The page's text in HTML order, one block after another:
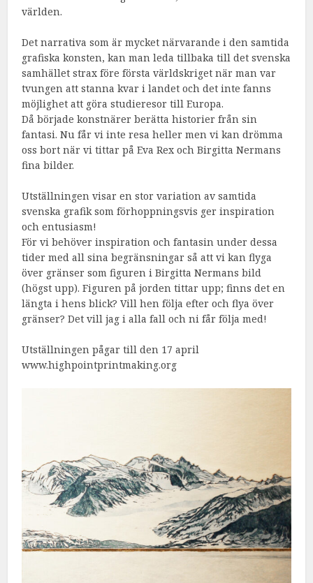
världen.
Det narrativa som är mycket närvarande i den samtida
grafiska konsten, kan man leda tillbaka till det svenska
samhället strax före första världskriget när man var
tvungen att stanna kvar i landet och det inte fanns
möjlighet att göra studieresor till Europa.
Då började konstnärer berätta historier från sin
fantasi. Nu får vi inte resa heller men vi kan drömma
oss bort när vi tittar på Eva Rex och Birgitta Nermans
fina bilder.
Utställningen visar en stor variation av samtida
svenska grafik som förhoppningsvis ger inspiration
och entusiasm!
För vi behöver inspiration och fantasin under dessa
tider med all sina begränsningar så att vi kan flyga
över gränser som figuren i Birgitta Nermans bild
(högst upp). Figuren på jorden tittar upp; finns det en
längta i hens blick? Vill hen följa efter och flya över
gränser? Det vill jag i alla fall och ni får följa med!
Utställningen pågar till den 17 april
www.highpointprintmaking.org